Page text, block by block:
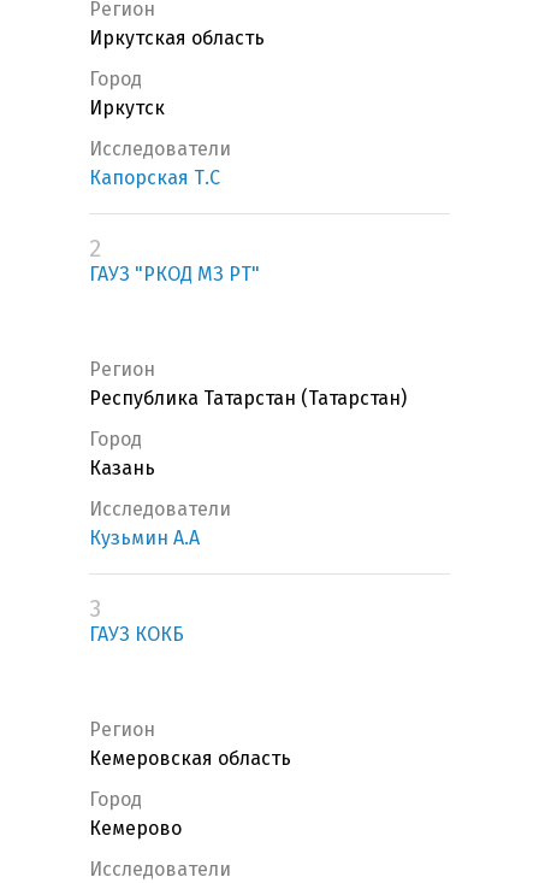
Регион
Иркутская область
Город
Иркутск
Исследователи
Капорская Т.С
2
ГАУЗ "РКОД МЗ РТ"
Регион
Республика Татарстан (Татарстан)
Город
Казань
Исследователи
Кузьмин А.А
3
ГАУЗ КОКБ
Регион
Кемеровская область
Город
Кемерово
Исследователи